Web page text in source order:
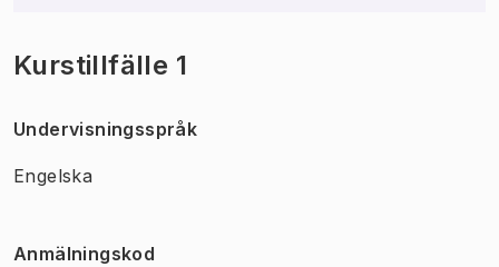
Kurstillfälle 1
Undervisningsspråk
Engelska
Anmälningskod